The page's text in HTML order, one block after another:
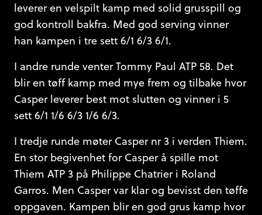
leverer en velspilt kamp med solid grusspill og
god kontroll bakfra. Med god serving vinner
han kampen i tre sett 6/1 6/3 6/1.
I andre runde venter Tommy Paul ATP 58. Det
blir en tøff kamp med mye frem og tilbake hvor
Casper leverer best mot slutten og vinner i 5
sett 6/1 1/6 6/3 1/6 6/3.
I tredje runde møter Casper nr 3 i verden Thiem.
En stor begivenhet for Casper å spille mot
Thiem ATP 3 på Philippe Chatrier i Roland
Garros. Men Casper var klar og bevisst den tøffe
oppgaven. Kampen blir en god grus kamp hvor